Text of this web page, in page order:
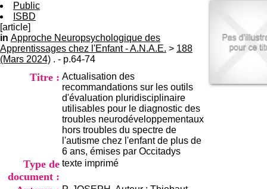
Public
ISBD
[article]
in Approche Neuropsychologique des
Apprentissages chez l'Enfant - A.N.A.E. > 188
(Mars 2024) . - p.64-74
Titre : Actualisation des
recommandations sur les outils
d'évaluation pluridisciplinaire
utilisables pour le diagnostic des
troubles neurodéveloppementaux
hors troubles du spectre de
l'autisme chez l'enfant de plus de
6 ans, émises par Occitadys
Type de
document :
texte imprimé
e
t
d
D
o
c
u
m
e
n
t
a
i